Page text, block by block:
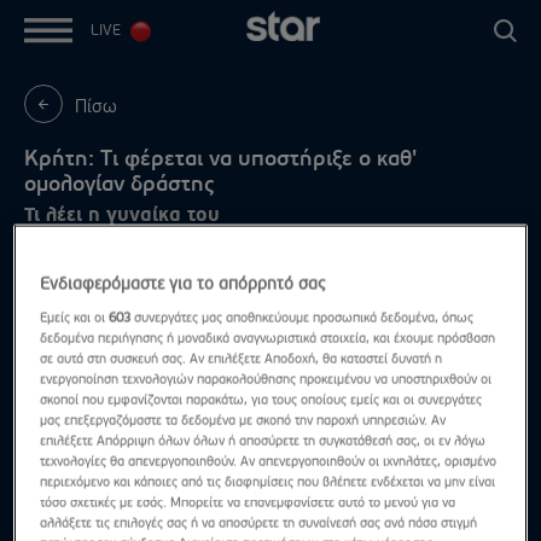
LIVE
Πίσω
Κρήτη: Τι φέρεται να υποστήριξε ο καθ'
ομολογίαν δράστης
Τι λέει η γυναίκα του
Ενδιαφερόμαστε για το απόρρητό σας
Εμείς και οι603 συνεργάτες μας αποθηκεύουμε προσωπικά δεδομένα, όπως
δεδομένα περιήγησης ή μοναδικά αναγνωριστικά στοιχεία, και έχουμε πρόσβαση
σε αυτά στη συσκευή σας. Αν επιλέξετε Αποδοχή, θα καταστεί δυνατή η
ενεργοποίηση τεχνολογιών παρακολούθησης προκειμένου να υποστηριχθούν οι
σκοποί που εμφανίζονται παρακάτω, για τους οποίους εμείς και οι συνεργάτες
μας επεξεργαζόμαστε τα δεδομένα με σκοπό την παροχή υπηρεσιών. Αν
επιλέξετε Απόρριψη όλων όλων ή αποσύρετε τη συγκατάθεσή σας, οι εν λόγω
τεχνολογίες θα απενεργοποιηθούν. Αν απενεργοποιηθούν οι ιχνηλάτες, ορισμένο
περιεχόμενο και κάποιες από τις διαφημίσεις που βλέπετε ενδέχεται να μην είναι
τόσο σχετικές με εσάς. Μπορείτε να επανεμφανίσετε αυτό το μενού για να
αλλάξετε τις επιλογές σας ή να αποσύρετε τη συναίνεσή σας ανά πάσα στιγμή